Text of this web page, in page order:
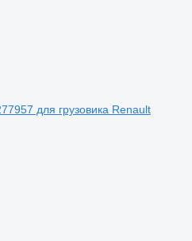
для грузовика Renault